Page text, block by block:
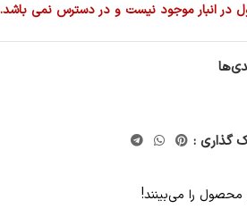
انبار موجود نیست و در دسترس نمی باشد.
گذاری :
محصول را می‌بینند!